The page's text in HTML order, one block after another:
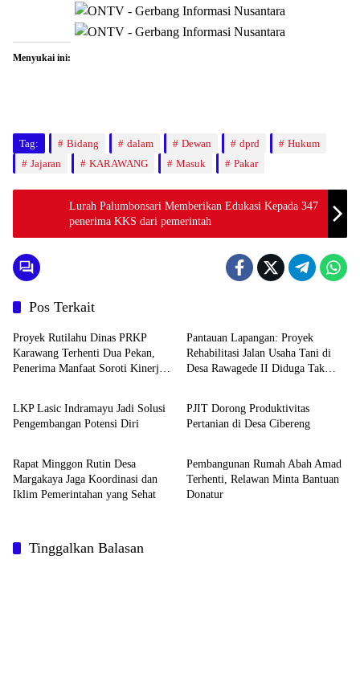
Menyukai ini:
Tag: Bidang dalam Dewan dprd
Hukum
Jajaran
KARAWANG Masuk Pakar
Lurah Palumbonsari Memberikan Edukasi Kepada 347
penerima KKS dari pemerintah
Pos Terkait
Proyek Rutilahu Dinas PRKP
Karawang Terhenti Dua Pekan,
Penerima Manfaat Soroti Kinerja
Pantauan Lapangan: Proyek
Rehabilitasi Jalan Usaha Tani di
Desa Rawagede II Diduga Tak
Berita
LKP Lasic Indramayu Jadi Solusi
Pengembangan Potensi Diri
Berita
PJIT Dorong Produktivitas
Pertanian di Desa Cibereng
Berita
Rapat Minggon Rutin Desa
Margakaya Jaga Koordinasi dan
Iklim Pemerintahan yang Sehat
Berita
Pembangunan Rumah Abah Amad
Terhenti, Relawan Minta Bantuan
Donatur
Tinggalkan Balasan